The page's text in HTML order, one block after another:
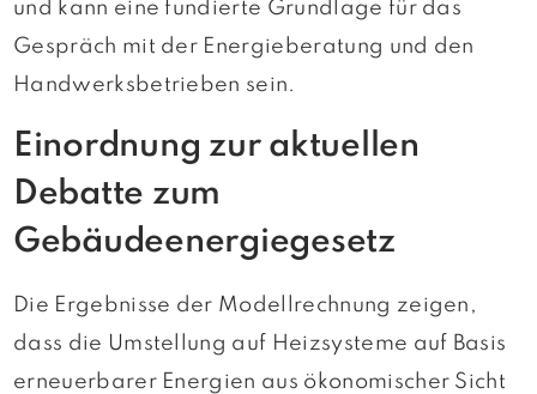
und kann eine fundierte Grundlage für das
Gespräch mit der Energieberatung und den
Handwerksbetrieben sein.
Einordnung zur aktuellen
Debatte zum
Gebäudeenergiegesetz
Die Ergebnisse der Modellrechnung zeigen,
dass die Umstellung auf Heizsysteme auf Basis
erneuerbarer Energien aus ökonomischer Sicht